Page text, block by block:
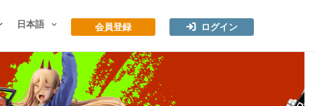
日本語 会員登録 ログイン